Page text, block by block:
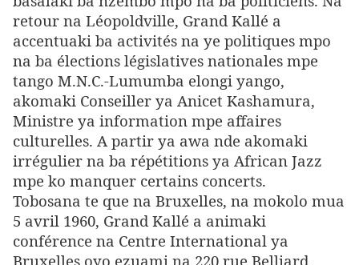
retour na Léopoldville, Grand Kallé a
accentuaki ba activités na ye politiques mpo
na ba élections législatives nationales mpe
tango M.N.C.-Lumumba elongi yango,
akomaki Conseiller ya Anicet Kashamura,
Ministre ya information mpe affaires
culturelles. A partir ya awa nde akomaki
irrégulier na ba répétitions ya African Jazz
mpe ko manquer certains concerts.
Tobosana te que na Bruxelles, na mokolo mua
5 avril 1960, Grand Kallé a animaki
conférence na Centre International ya
Bruxelles oyo ezuami na 220 rue Belliard,